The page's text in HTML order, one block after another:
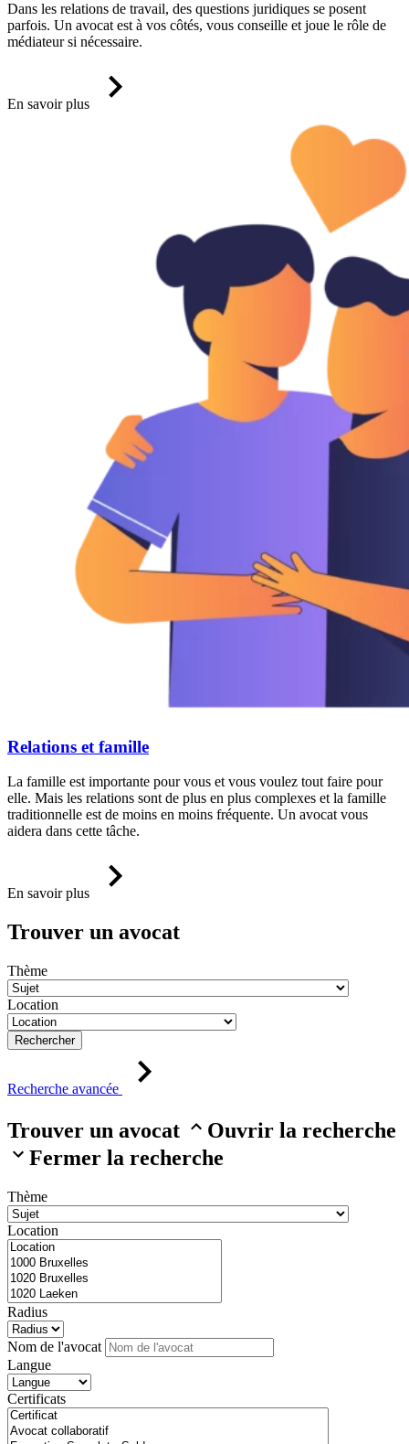
Dans les relations de travail, des questions juridiques se posent
parfois. Un avocat est à vos côtés, vous conseille et joue le rôle de
médiateur si nécessaire.
En savoir plus
Relations et famille
La famille est importante pour vous et vous voulez tout faire pour
elle. Mais les relations sont de plus en plus complexes et la famille
traditionnelle est de moins en moins fréquente. Un avocat vous
aidera dans cette tâche.
En savoir plus
Trouver un avocat
Thème
Location
Rechercher
Recherche avancée
Trouver un avocat
Ouvrir la recherche
Fermer la recherche
Thème
Location
Radius
Nom de l'avocat
Langue
Certificats